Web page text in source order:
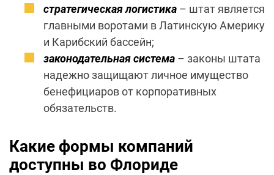
стратегическая логистика – штат является
главными воротами в Латинскую Америку
и Карибский бассейн;
законодательная система – законы штата
надежно защищают личное имущество
бенефициаров от корпоративных
обязательств.
Какие формы компаний
доступны во Флориде